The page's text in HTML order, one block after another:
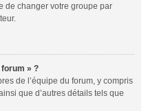
de changer votre groupe par
forum » ?
de l’équipe du forum, y compris
que d’autres détails tels que